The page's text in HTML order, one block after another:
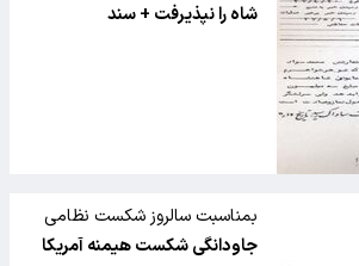
شاه را نپذیرفت + سند
بمناسبت سالروز شکست نظامی
آمریکا در صحرای طبس‏
جاودانگی شکست هیمنه آمریکا